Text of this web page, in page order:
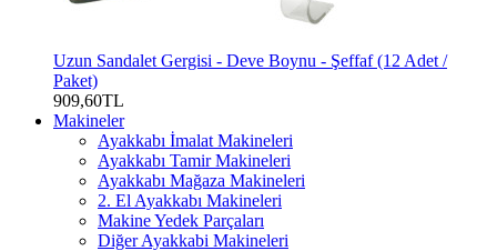
Uzun Sandalet Gergisi - Deve Boynu - Şeffaf (12 Adet /
Paket)
909,60TL
Makineler
Ayakkabı İmalat Makineleri
Ayakkabı Tamir Makineleri
Ayakkabı Mağaza Makineleri
2. El Ayakkabı Makineleri
Makine Yedek Parçaları
Diğer Ayakkabi Makineleri